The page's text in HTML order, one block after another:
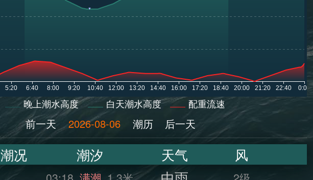
晚上潮水高度 白天潮水高度 配重流速
前一天 2026-08-06 潮历 后一天
潮况 潮汐 天气 风